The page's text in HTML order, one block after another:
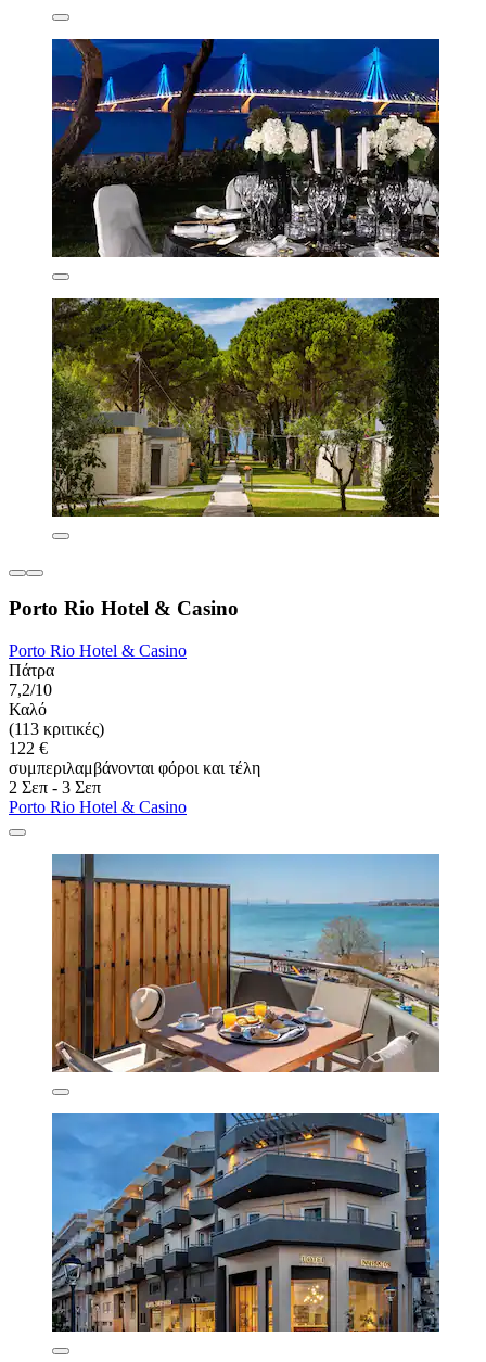
Porto Rio Hotel & Casino
Porto Rio Hotel & Casino
Πάτρα
7,2/10
Καλό
(113 κριτικές)
122 €
συμπεριλαμβάνονται φόροι και τέλη
2 Σεπ - 3 Σεπ
Porto Rio Hotel & Casino